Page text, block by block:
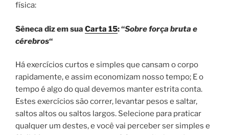
física:
Sêneca diz em sua Carta 15: “Sobre força bruta e
cérebros“
Há exercícios curtos e simples que cansam o corpo
rapidamente, e assim economizam nosso tempo; E o
tempo é algo do qual devemos manter estrita conta.
Estes exercícios são correr, levantar pesos e saltar,
saltos altos ou saltos largos. Selecione para praticar
qualquer um destes, e você vai perceber ser simples e